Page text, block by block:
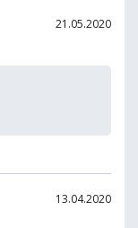
21.05.2020
13.04.2020